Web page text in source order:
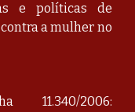
e políticas de
a mulher no
2006: